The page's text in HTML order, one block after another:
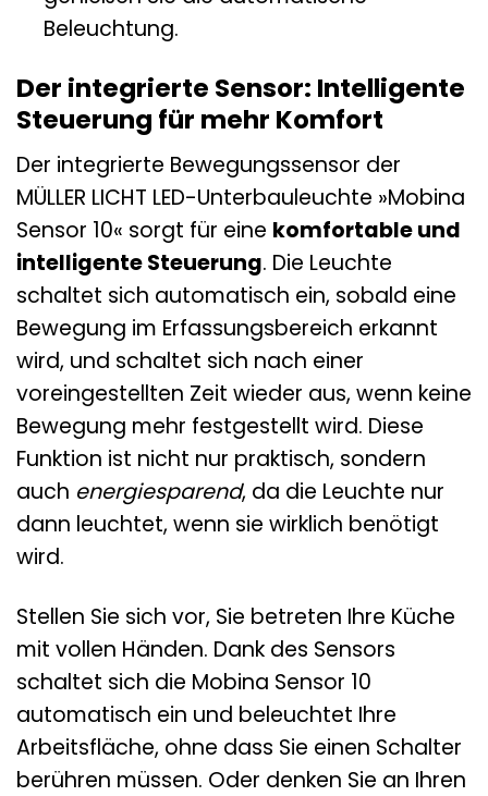
Beleuchtung.
Der integrierte Sensor: Intelligente
Steuerung für mehr Komfort
Der integrierte Bewegungssensor der
MÜLLER LICHT LED-Unterbauleuchte »Mobina
Sensor 10« sorgt für eine komfortable und
intelligente Steuerung. Die Leuchte
schaltet sich automatisch ein, sobald eine
Bewegung im Erfassungsbereich erkannt
wird, und schaltet sich nach einer
voreingestellten Zeit wieder aus, wenn keine
Bewegung mehr festgestellt wird. Diese
Funktion ist nicht nur praktisch, sondern
auch energiesparend, da die Leuchte nur
dann leuchtet, wenn sie wirklich benötigt
wird.
Stellen Sie sich vor, Sie betreten Ihre Küche
mit vollen Händen. Dank des Sensors
schaltet sich die Mobina Sensor 10
automatisch ein und beleuchtet Ihre
Arbeitsfläche, ohne dass Sie einen Schalter
berühren müssen. Oder denken Sie an Ihren